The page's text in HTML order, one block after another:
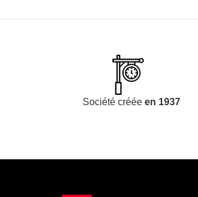
Société créée en 1937